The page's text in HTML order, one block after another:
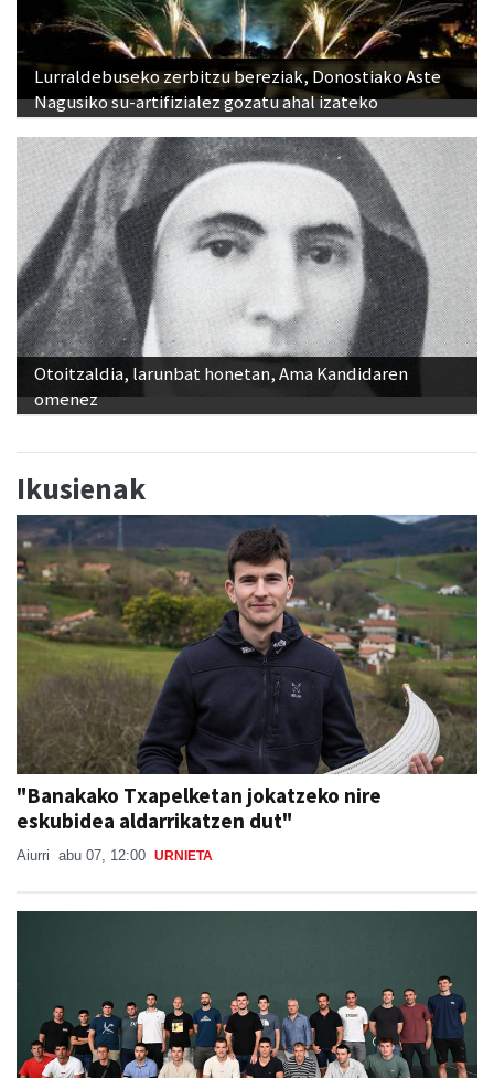
Lurraldebuseko zerbitzu bereziak, Donostiako Aste
Nagusiko su-artifizialez gozatu ahal izateko
Otoitzaldia, larunbat honetan, Ama Kandidaren
omenez
Ikusienak
"Banakako Txapelketan jokatzeko nire
eskubidea aldarrikatzen dut"
Aiurri abu 07, 12:00 URNIETA